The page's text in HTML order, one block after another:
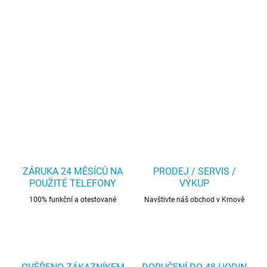
ZÁRUKA 24 MĚSÍCŮ NA
POUŽITÉ TELEFONY
100% funkční a otestované
PRODEJ / SERVIS /
VÝKUP
Navštivte náš obchod v Krnově